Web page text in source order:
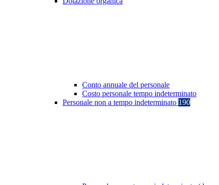
Conto annuale del personale
Costo personale tempo indeterminato
Personale non a tempo indeterminato 190